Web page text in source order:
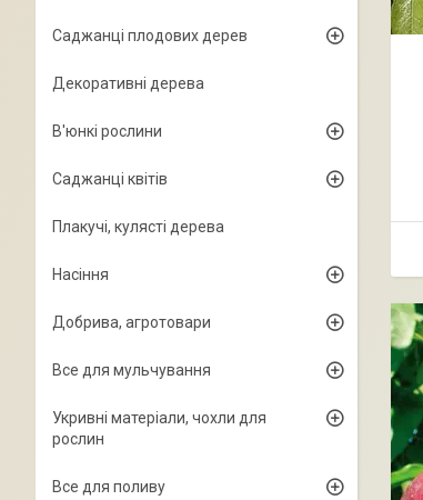
Саджанці плодових дерев
Декоративні дерева
В'юнкі рослини
Саджанці квітів
Плакучі, кулясті дерева
Насіння
Добрива, агротовари
Все для мульчування
Укривні матеріали, чохли для
рослин
Все для поливу